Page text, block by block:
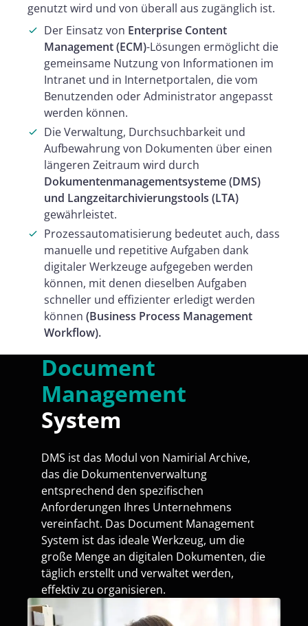
genutzt wird und von überall aus zugänglich ist.
Der Einsatz von Enterprise Content
Management (ECM)-Lösungen ermöglicht die
gemeinsame Nutzung von Informationen im
Intranet und in Internetportalen, die vom
Benutzenden oder Administrator angepasst
werden können.
Die Verwaltung, Durchsuchbarkeit und
Aufbewahrung von Dokumenten über einen
längeren Zeitraum wird durch
Dokumentenmanagementsysteme (DMS)
und Langzeitarchivierungstools (LTA)
gewährleistet.
Prozessautomatisierung bedeutet auch, dass
manuelle und repetitive Aufgaben dank
digitaler Werkzeuge aufgegeben werden
können, mit denen dieselben Aufgaben
schneller und effizienter erledigt werden
können (Business Process Management
Workflow).
Document
Management
System
DMS ist das Modul von Namirial Archive,
das die Dokumentenverwaltung
entsprechend den spezifischen
Anforderungen Ihres Unternehmens
vereinfacht. Das Document Management
System ist das ideale Werkzeug, um die
große Menge an digitalen Dokumenten, die
täglich erstellt und verwaltet werden,
effektiv zu organisieren.